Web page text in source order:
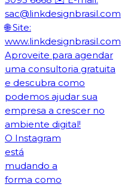
O Instagram
está
mudando a
forma como